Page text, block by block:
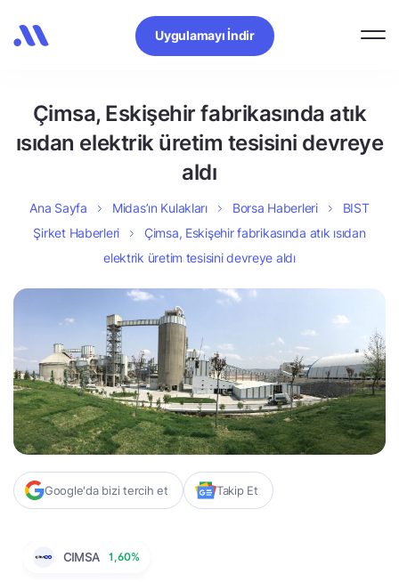
Uygulamayı İndir
Çimsa, Eskişehir fabrikasında atık
ısıdan elektrik üretim tesisini devreye
aldı
Ana Sayfa Midas’ın Kulakları Borsa Haberleri
BIST
Şirket Haberleri
Çimsa, Eskişehir fabrikasında atık ısıdan
elektrik üretim tesisini devreye aldı
Google'da bizi tercih et Takip Et
CIMSA 1,60%